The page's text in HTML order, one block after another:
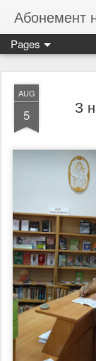
Абонемент
Pages
AUG
5 З